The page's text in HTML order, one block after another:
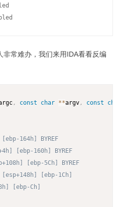
非常难办，我们来用IDA看看反编
, const char **argv , const
char
164h] BYREF
[ebp-160h] BYREF
[ebp-5Ch] BYREF
[ebp-1Ch]
[ebp-Ch]